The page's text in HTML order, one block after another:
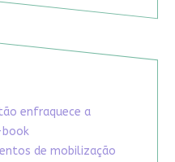
enfraquece a
de mobilização